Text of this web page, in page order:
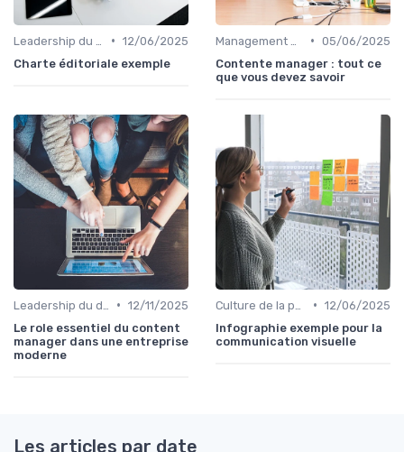
• 12/06/2025
Charte éditoriale exemple
• 05/06/2025
Contente manager : tout ce
que vous devez savoir
• 12/11/2025
Le role essentiel du content
manager dans une entreprise
moderne
• 12/06/2025
Infographie exemple pour la
communication visuelle
Les articles par date